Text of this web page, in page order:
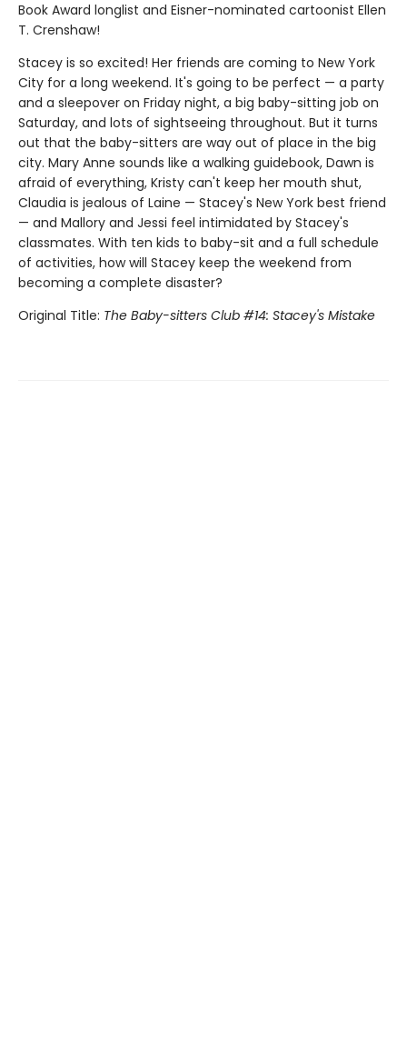
Book Award longlist and Eisner-nominated cartoonist Ellen
T. Crenshaw!
Stacey is so excited! Her friends are coming to New York
City for a long weekend. It's going to be perfect — a party
and a sleepover on Friday night, a big baby-sitting job on
Saturday, and lots of sightseeing throughout. But it turns
out that the baby-sitters are way out of place in the big
city. Mary Anne sounds like a walking guidebook, Dawn is
afraid of everything, Kristy can't keep her mouth shut,
Claudia is jealous of Laine — Stacey's New York best friend
— and Mallory and Jessi feel intimidated by Stacey's
classmates. With ten kids to baby-sit and a full schedule
of activities, how will Stacey keep the weekend from
becoming a complete disaster?
Original Title: The Baby-sitters Club #14: Stacey's Mistake